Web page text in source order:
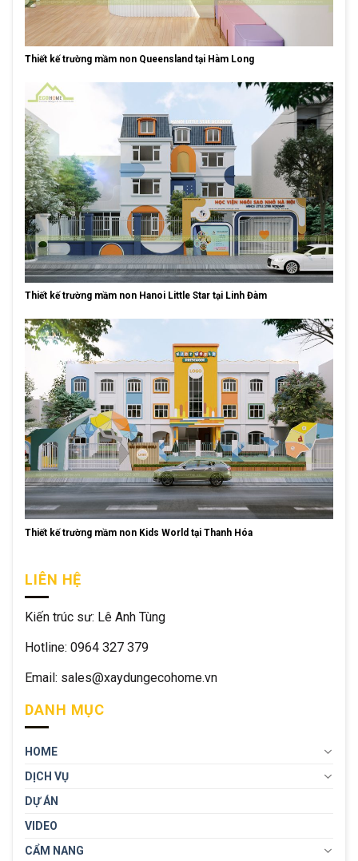
Thiết kế trường mầm non Queensland tại Hàm Long
Thiết kế trường mầm non Hanoi Little Star tại Linh Đàm
Thiết kế trường mầm non Kids World tại Thanh Hóa
LIÊN HỆ
Kiến trúc sư: Lê Anh Tùng
Hotline: 0964 327 379
Email: sales@xaydungecohome.vn
DANH MỤC
HOME
DỊCH VỤ
DỰ ÁN
VIDEO
CẨM NANG